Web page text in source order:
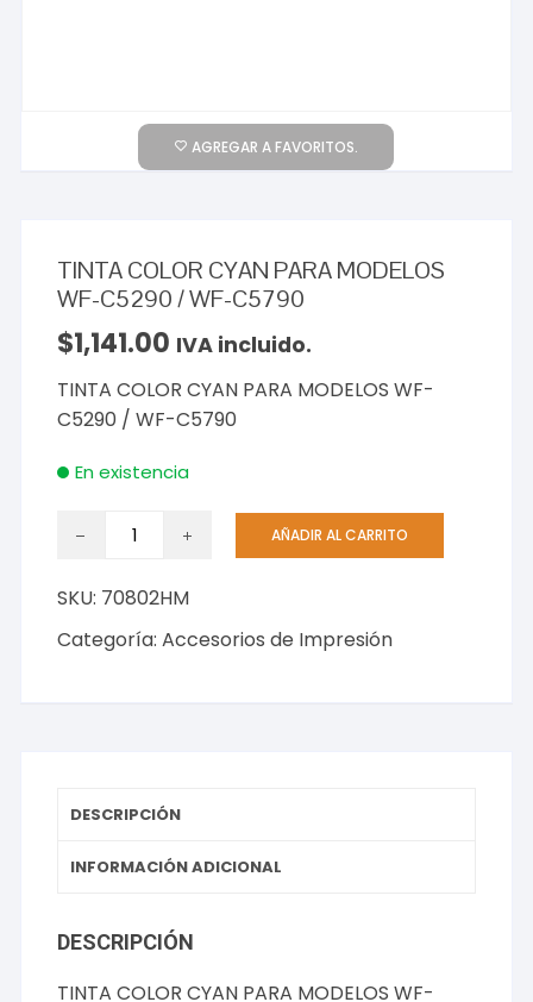
AGREGAR A FAVORITOS.
TINTA COLOR CYAN PARA MODELOS
WF-C5290 / WF-C5790
$1,141.00 IVA incluido.
TINTA COLOR CYAN PARA MODELOS WF-
C5290 / WF-C5790
En existencia
TINTA
PARA
MODELOS
cantidad
AÑADIR AL CARRITO
SKU: 70802HM
Categoría:Accesorios de Impresión
DESCRIPCIÓN
INFORMACIÓN ADICIONAL
DESCRIPCIÓN
TINTA COLOR CYAN PARA MODELOS WF-